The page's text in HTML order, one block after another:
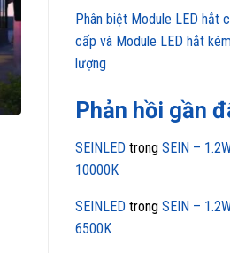
Phân biệt Module LED hắt
cấp và Module LED hắt
lượng
Phản hồi gần
SEINLED trong SEIN –
10000K
SEINLED trong SEIN –
6500K